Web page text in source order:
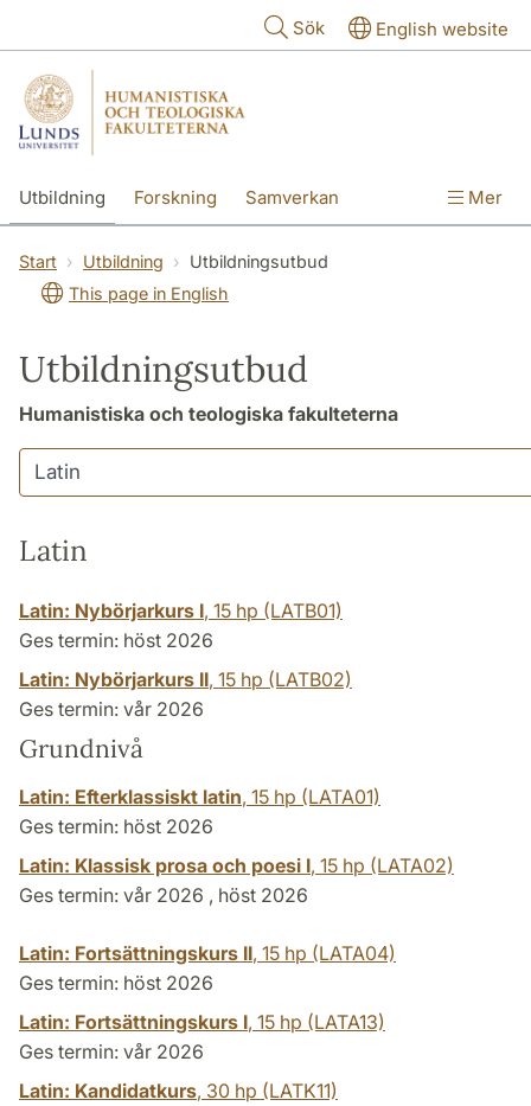
Sök English website
Utbildning Forskning Samverkan Mer
Start Utbildning
Utbildningsutbud
This page in English
Utbildningsutbud
Humanistiska och teologiska fakulteterna
Latin
Latin: Nybörjarkurs I, 15 hp (LATB01)
Ges termin: höst 2026
Latin: Nybörjarkurs II, 15 hp (LATB02)
Ges termin: vår 2026
Grundnivå
Latin: Efterklassiskt latin, 15 hp (LATA01)
Ges termin: höst 2026
Latin: Klassisk prosa och poesi I, 15 hp (LATA02)
Ges termin: vår 2026 , höst 2026
Latin: Fortsättningskurs II, 15 hp (LATA04)
Ges termin: höst 2026
Latin: Fortsättningskurs I, 15 hp (LATA13)
Ges termin: vår 2026
Latin: Kandidatkurs, 30 hp (LATK11)